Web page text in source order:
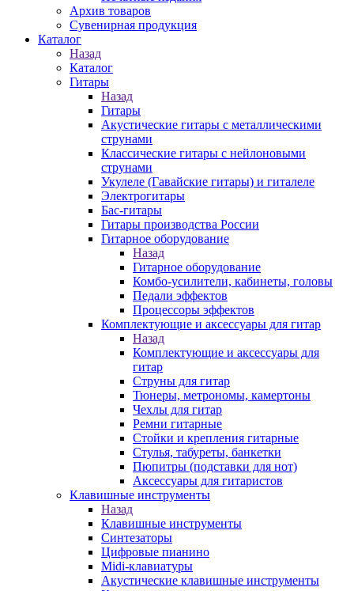
Архив товаров
Сувенирная продукция
Каталог
Назад
Каталог
Гитары
Назад
Гитары
Акустические гитары с металлическими
струнами
Классические гитары с нейлоновыми
струнами
Укулеле (Гавайские гитары) и гиталеле
Электрогитары
Бас-гитары
Гитары производства России
Гитарное оборудование
Назад
Гитарное оборудование
Комбо-усилители, кабинеты, головы
Педали эффектов
Процессоры эффектов
Комплектующие и аксессуары для гитар
Назад
Комплектующие и аксессуары для
гитар
Струны для гитар
Тюнеры, метрономы, камертоны
Чехлы для гитар
Ремни гитарные
Стойки и крепления гитарные
Стулья, табуреты, банкетки
Пюпитры (подставки для нот)
Аксессуары для гитаристов
Клавишные инструменты
Назад
Клавишные инструменты
Синтезаторы
Цифровые пианино
Midi-клавиатуры
Акустические клавишные инструменты